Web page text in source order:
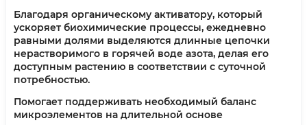
Благодаря органическому активатору, который
ускоряет биохимические процессы, ежедневно
равными долями выделяются длинные цепочки
нерастворимого в горячей воде азота, делая его
доступным растению в соответствии с суточной
потребностью.
Помогает поддерживать необходимый баланс
микроэлементов на длительной основе